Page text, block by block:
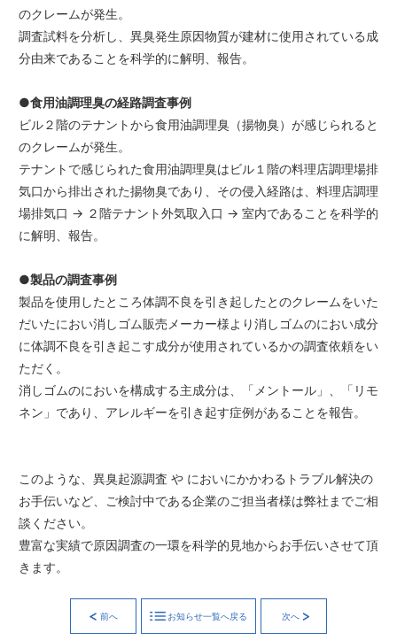
のクレームが発生。
調査試料を分析し、異臭発生原因物質が建材に使用されている成
分由来であることを科学的に解明、報告。
●食用油調理臭の経路調査事例
ビル２階のテナントから食用油調理臭（揚物臭）が感じられると
のクレームが発生。
テナントで感じられた食用油調理臭はビル１階の料理店調理場排
気口から排出された揚物臭であり、その侵入経路は、料理店調理
場排気口 → ２階テナント外気取入口 → 室内であることを科学的
に解明、報告。
●製品の調査事例
製品を使用したところ体調不良を引き起したとのクレームをいた
だいたにおい消しゴム販売メーカー様より消しゴムのにおい成分
に体調不良を引き起こす成分が使用されているかの調査依頼をい
ただく。
消しゴムのにおいを構成する主成分は、「メントール」、「リモ
ネン」であり、アレルギーを引き起す症例があることを報告。
このような、異臭起源調査 や においにかかわるトラブル解決の
お手伝いなど、ご検討中である企業のご担当者様は弊社までご相
談ください。
豊富な実績で原因調査の一環を科学的見地からお手伝いさせて頂
きます。
前へ お知らせ一覧へ戻る 次へ